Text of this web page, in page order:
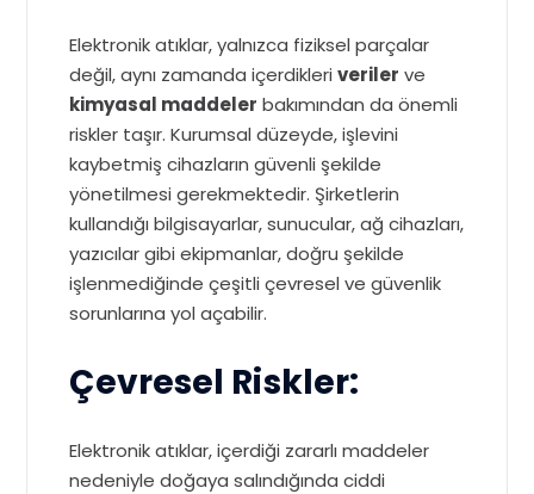
Elektronik atıklar, yalnızca fiziksel parçalar
değil, aynı zamanda içerdikleriveriler ve
kimyasal maddeler bakımından da önemli
riskler taşır. Kurumsal düzeyde, işlevini
kaybetmiş cihazların güvenli şekilde
yönetilmesi gerekmektedir. Şirketlerin
kullandığı bilgisayarlar, sunucular, ağ cihazları,
yazıcılar gibi ekipmanlar, doğru şekilde
işlenmediğinde çeşitli çevresel ve güvenlik
sorunlarına yol açabilir.
Çevresel Riskler:
Elektronik atıklar, içerdiği zararlı maddeler
nedeniyle doğaya salındığında ciddi